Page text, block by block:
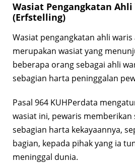
Wasiat Pengangkatan Ahli
(Erfstelling)
Wasiat pengangkatan ahli waris
merupakan wasiat yang
beberapa orang sebagai ahli
sebagian harta peninggalan
Pasal 964 KUHPerdata
wasiat ini, pewaris
sebagian harta kekayaannya,
bagian, kepada pihak yang ia
meninggal dunia.